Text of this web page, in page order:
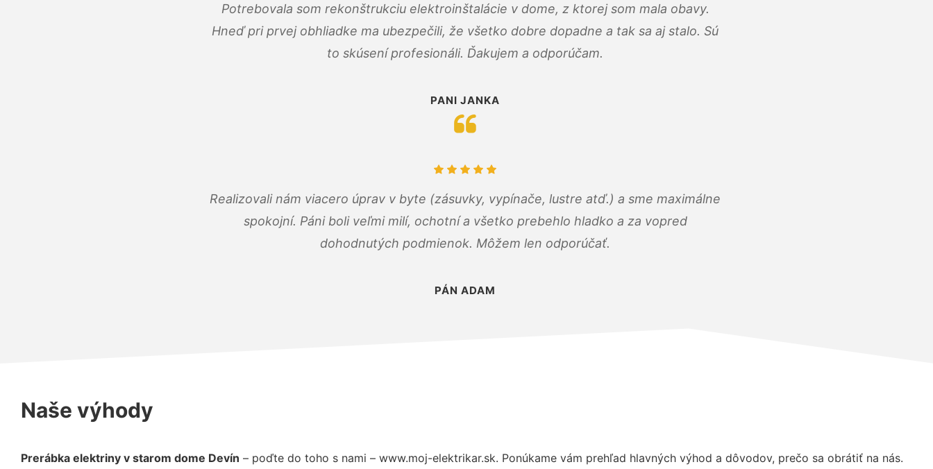
Potrebovala som rekonštrukciu elektroinštalácie v dome, z ktorej som mala obavy.
Hneď pri prvej obhliadke ma ubezpečili, že všetko dobre dopadne a tak sa aj stalo. Sú
to skúsení profesionáli. Ďakujem a odporúčam.
PANI JANKA
Realizovali nám viacero úprav v byte (zásuvky, vypínače, lustre atď.) a sme maximálne
spokojní. Páni boli veľmi milí, ochotní a všetko prebehlo hladko a za vopred
dohodnutých podmienok. Môžem len odporúčať.
PÁN ADAM
Naše výhody
Prerábka elektriny v starom dome Devín – poďte do toho s nami – www.moj-elektrikar.sk. Ponúkame vám prehľad hlavných výhod a dôvodov, prečo sa obrátiť na nás.